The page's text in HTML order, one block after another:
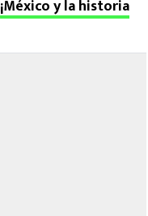
¡México y la historia